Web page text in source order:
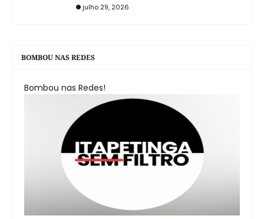
julho 29, 2026
BOMBOU NAS REDES
Bombou nas Redes!